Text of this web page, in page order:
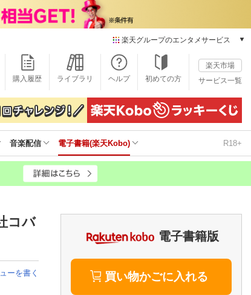
楽天グループのエンタメサービス
本/ゲーム/CD/DVD
楽天ブックス
電子書籍
楽天Kobo
雑誌読み放題
楽天ミュージック
楽天TV
Rakuten PLAY
無料テレビ
Rチャンネル
チケット
楽天チケット
購入履歴 ライブラリ ヘルプ 初めての方
楽天市場
サービス一覧
音楽配信 電子書籍(楽天Kobo) R18+
コバ
ーを書く
電子書籍版
買い物かごに入れる